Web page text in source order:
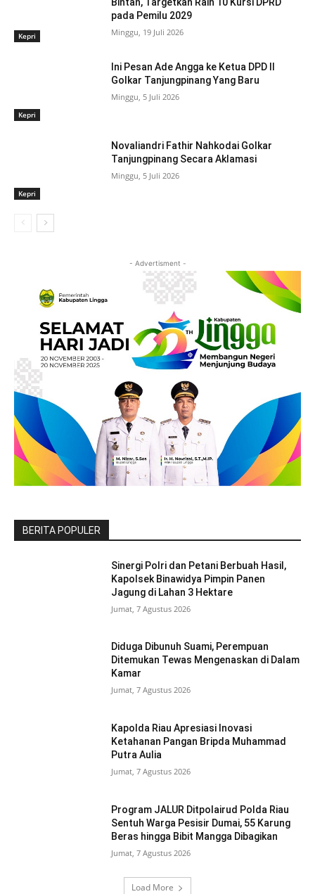
Kepri
pada Pemilu 2029
Minggu, 19 Juli 2026
Kepri
Ini Pesan Ade Angga ke Ketua DPD II
Golkar Tanjungpinang Yang Baru
Minggu, 5 Juli 2026
Kepri
Novaliandri Fathir Nahkodai Golkar
Tanjungpinang Secara Aklamasi
Minggu, 5 Juli 2026
- Advertisment -
BERITA POPULER
Sinergi Polri dan Petani Berbuah Hasil,
Kapolsek Binawidya Pimpin Panen
Jagung di Lahan 3 Hektare
Jumat, 7 Agustus 2026
Diduga Dibunuh Suami, Perempuan
Ditemukan Tewas Mengenaskan di Dalam
Kamar
Jumat, 7 Agustus 2026
Kapolda Riau Apresiasi Inovasi
Ketahanan Pangan Bripda Muhammad
Putra Aulia
Jumat, 7 Agustus 2026
Program JALUR Ditpolairud Polda Riau
Sentuh Warga Pesisir Dumai, 55 Karung
Beras hingga Bibit Mangga Dibagikan
Jumat, 7 Agustus 2026
Load More